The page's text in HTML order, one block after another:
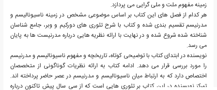
زمینه مفهوم ملت و ملی گرایی می پردازد.
هر کدام از فصل های این کتاب بر اساس موضوعی مشخص در زمینه ناسیونالیسم و
مدرنیسم تقسیم بندی شده و کتاب با شرح تئوری های دورکیم و وبر، جامع شناسان
شناخته شده شروع شده و در نهایت با ارائه نظریه هایی درباره مدرنیست ها به پایان
می رسد.
نویسنده در ابتدای کتاب با توضیحی کوتاه، تاریخچه و مفهوم ناسیونالیسم و مدرنیسم
را مورد بررسی قرار می دهد. ادامه کتاب به ارائه نظریات گوناگونی از متخصصان
اختصاص دارد که به ارتباط میان ناسیونالیسم و مدرنیسم در عصر حاضر پرداخته اند.
تمرکز نویسنده در این کتاب بر تئوری هایی است که از سی سال پیش تاکنون درباره